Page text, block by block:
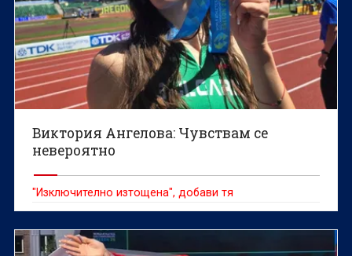
Виктория Ангелова: Чувствам се
невероятно
"Изключително изтощена", добави тя